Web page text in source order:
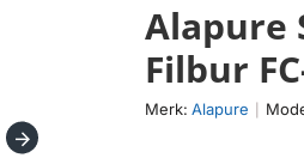
Alapure
Filbur
Merk: Alapure